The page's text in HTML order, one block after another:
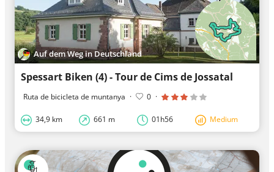
Auf dem Weg in Deutschland
Spessart Biken (4) - Tour de Cims de Jossatal
Ruta de bicicleta de muntanya · 0 ·
34,9 km 661 m 01h56 Medium